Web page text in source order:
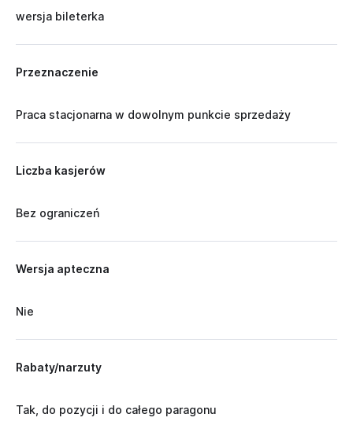
wersja bileterka
Przeznaczenie
Praca stacjonarna w dowolnym punkcie sprzedaży
Liczba kasjerów
Bez ograniczeń
Wersja apteczna
Nie
Rabaty/narzuty
Tak, do pozycji i do całego paragonu